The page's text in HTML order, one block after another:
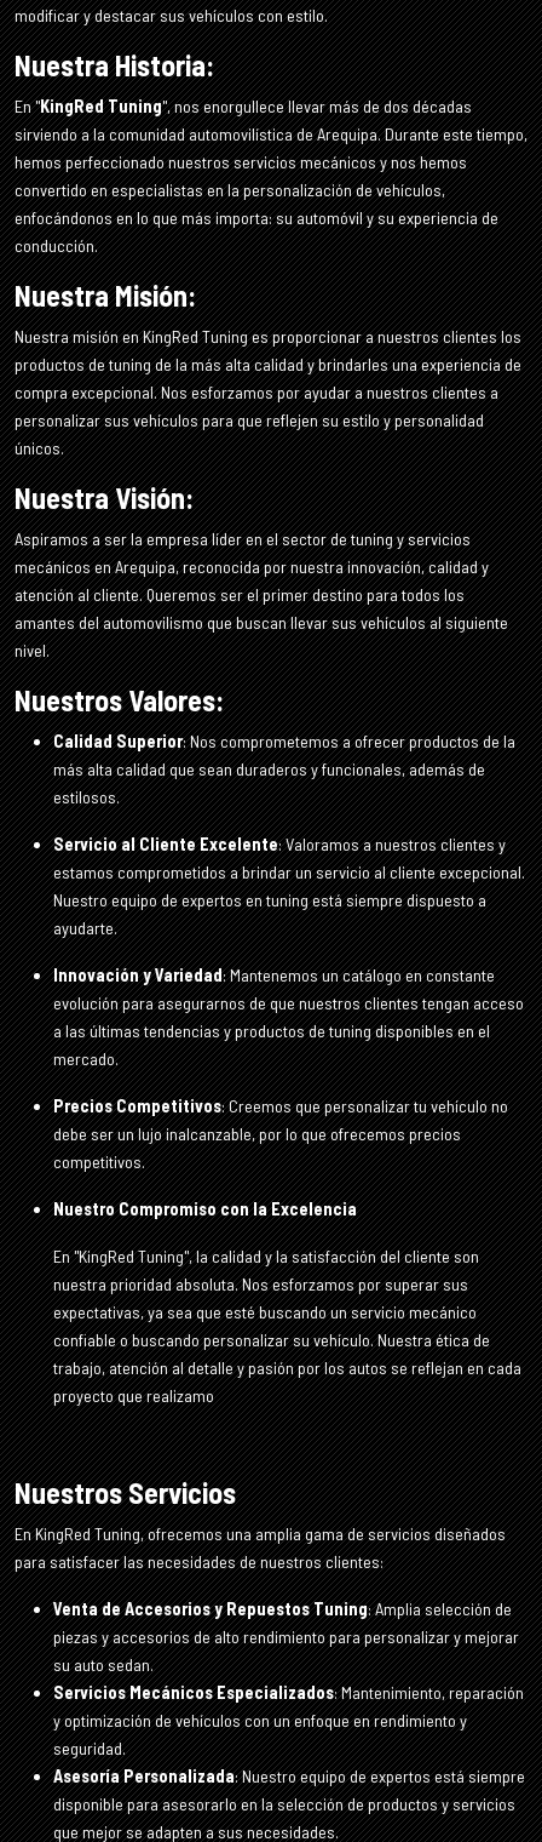
modificar y destacar sus vehículos con estilo.
Nuestra Historia:
En "KingRed Tuning", nos enorgullece llevar más de dos décadas
sirviendo a la comunidad automovilística de Arequipa. Durante este tiempo,
hemos perfeccionado nuestros servicios mecánicos y nos hemos
convertido en especialistas en la personalización de vehículos,
enfocándonos en lo que más importa: su automóvil y su experiencia de
conducción.
Nuestra Misión:
Nuestra misión en KingRed Tuning es proporcionar a nuestros clientes los
productos de tuning de la más alta calidad y brindarles una experiencia de
compra excepcional. Nos esforzamos por ayudar a nuestros clientes a
personalizar sus vehículos para que reflejen su estilo y personalidad
únicos.
Nuestra Visión:
Aspiramos a ser la empresa líder en el sector de tuning y servicios
mecánicos en Arequipa, reconocida por nuestra innovación, calidad y
atención al cliente. Queremos ser el primer destino para todos los
amantes del automovilismo que buscan llevar sus vehículos al siguiente
nivel.
Nuestros Valores:
Calidad Superior: Nos comprometemos a ofrecer productos de la
más alta calidad que sean duraderos y funcionales, además de
estilosos.
Servicio al Cliente Excelente: Valoramos a nuestros clientes y
estamos comprometidos a brindar un servicio al cliente excepcional.
Nuestro equipo de expertos en tuning está siempre dispuesto a
ayudarte.
Innovación y Variedad: Mantenemos un catálogo en constante
evolución para asegurarnos de que nuestros clientes tengan acceso
a las últimas tendencias y productos de tuning disponibles en el
mercado.
Precios Competitivos: Creemos que personalizar tu vehículo no
debe ser un lujo inalcanzable, por lo que ofrecemos precios
competitivos.
Nuestro Compromiso con la Excelencia
En "KingRed Tuning", la calidad y la satisfacción del cliente son
nuestra prioridad absoluta. Nos esforzamos por superar sus
expectativas, ya sea que esté buscando un servicio mecánico
confiable o buscando personalizar su vehículo. Nuestra ética de
trabajo, atención al detalle y pasión por los autos se reflejan en cada
proyecto que realizamo
Nuestros Servicios
En KingRed Tuning, ofrecemos una amplia gama de servicios diseñados
para satisfacer las necesidades de nuestros clientes:
Venta de Accesorios y Repuestos Tuning: Amplia selección de
piezas y accesorios de alto rendimiento para personalizar y mejorar
su auto sedan.
Servicios Mecánicos Especializados: Mantenimiento, reparación
y optimización de vehículos con un enfoque en rendimiento y
seguridad.
Asesoría Personalizada: Nuestro equipo de expertos está siempre
disponible para asesorarlo en la selección de productos y servicios
que mejor se adapten a sus necesidades.